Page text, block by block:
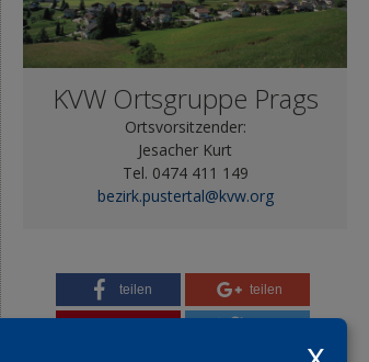
KVW Ortsgruppe Prags
Ortsvorsitzender:
Jesacher Kurt
Tel. 0474 411 149
bezirk.pustertal@kvw.org
teilen teilen